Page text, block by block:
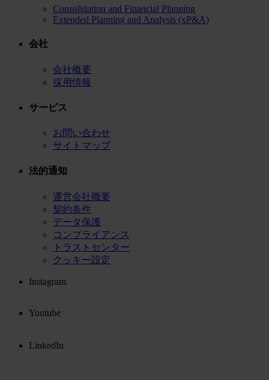
Consolidation and Financial Planning
Extended Planning and Analysis (xP&A)
会社
会社概要
採用情報
サービス
お問い合わせ
サイトマップ
法的通知
運営会社概要
契約条件
データ保護
コンプライアンス
トラストセンター
クッキー設定
Instagram
Youtube
LinkedIn